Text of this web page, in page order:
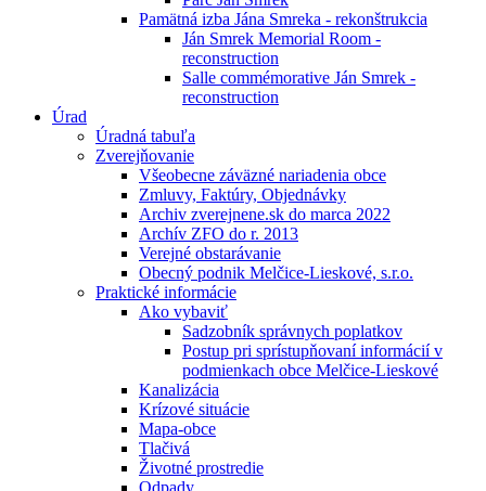
Pamätná izba Jána Smreka - rekonštrukcia
Ján Smrek Memorial Room -
reconstruction
Salle commémorative Ján Smrek -
reconstruction
Úrad
Úradná tabuľa
Zverejňovanie
Všeobecne záväzné nariadenia obce
Zmluvy, Faktúry, Objednávky
Archiv zverejnene.sk do marca 2022
Archív ZFO do r. 2013
Verejné obstarávanie
Obecný podnik Melčice-Lieskové, s.r.o.
Praktické informácie
Ako vybaviť
Sadzobník správnych poplatkov
Postup pri sprístupňovaní informácií v
podmienkach obce Melčice-Lieskové
Kanalizácia
Krízové situácie
Mapa-obce
Tlačivá
Životné prostredie
Odpady